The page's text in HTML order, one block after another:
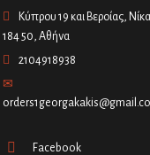
Κύπρου 19 και Βεροίας,
184 50, Αθήνα
2104918938
Facebook